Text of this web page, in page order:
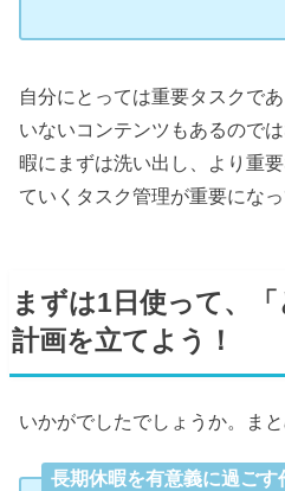
自分にとっては重要タスクで
いないコンテンツもあるので
暇にまずは洗い出し、より重
ていくタスク管理が重要にな
まずは1日使って、
計画を立てよう！
いかがでしたでしょうか。まと
長期休暇を有意義に過ごす